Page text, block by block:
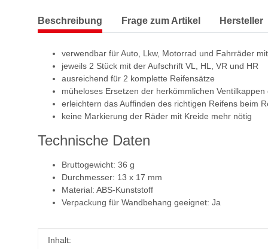
Beschreibung Frage zum Artikel Hersteller
verwendbar für Auto, Lkw, Motorrad und Fahrräder
jeweils 2 Stück mit der Aufschrift VL, HL, VR und HR
ausreichend für 2 komplette Reifensätze
müheloses Ersetzen der herkömmlichen
erleichtern das Auffinden des richtigen Reifens beim
keine Markierung der Räder mit Kreide mehr nötig
Technische Daten
Bruttogewicht: 36 g
Durchmesser: 13 x 17 mm
Material: ABS-Kunststoff
Verpackung für Wandbehang geeignet: Ja
Produkteigenschaft
Wert
Inhalt: